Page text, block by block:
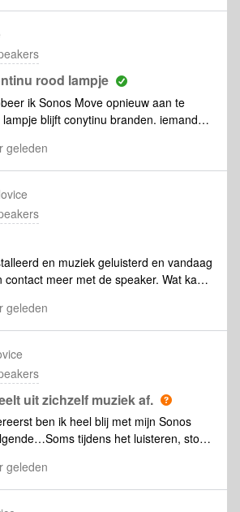
rood lampje
ik Sonos Move opnieuw aan te
blijft conytinu branden. iemand
geleden
en muziek geluisterd en vandaag
contact meer met de speaker. Wat kan
gereset en hij staat op netstroom.
geleden
uit zichzelf muziek af.
ben ik heel blij met mijn Sonos
tijdens het luisteren, stopt
er een random playlist aan… via
wederom, werd ik opgewekt door een
zolder stond te spelen…Ik heb geen
en heb mijn wachtwoord al
geleden